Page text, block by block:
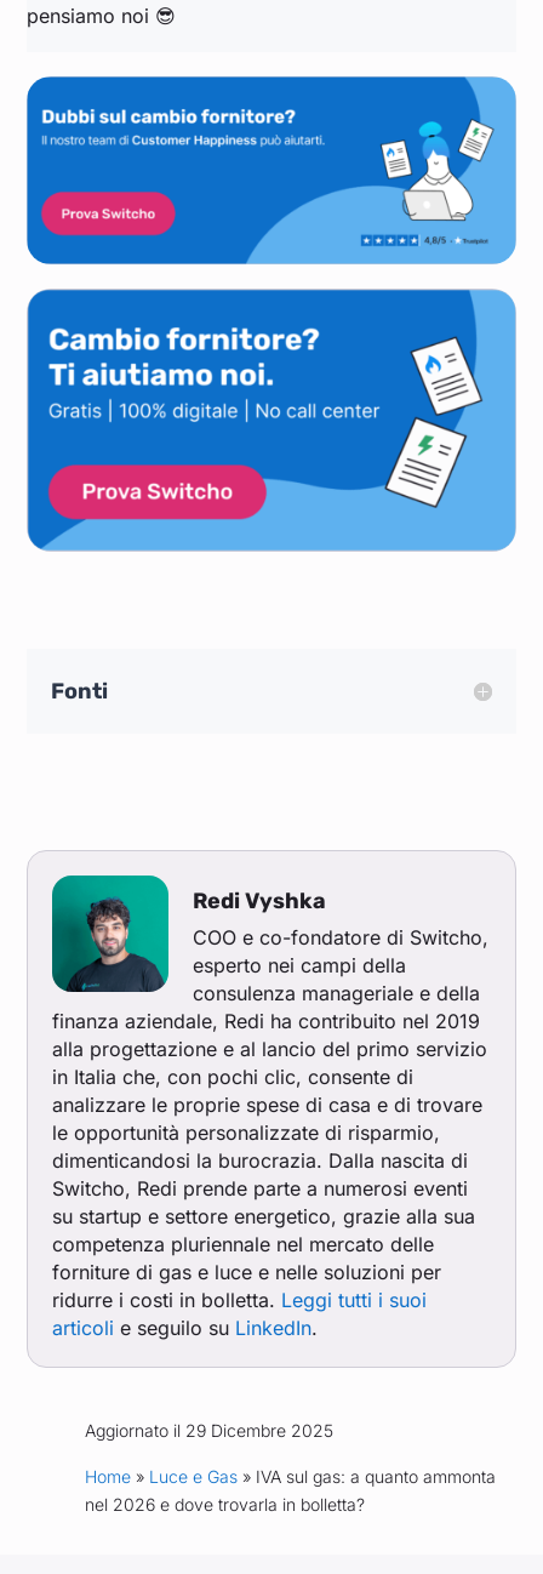
pensiamo noi 😎
Fonti
Redi Vyshka
COO e co-fondatore di Switcho,
esperto nei campi della
consulenza manageriale e della
finanza aziendale, Redi ha contribuito nel 2019
alla progettazione e al lancio del primo servizio
in Italia che, con pochi clic, consente di
analizzare le proprie spese di casa e di trovare
le opportunità personalizzate di risparmio,
dimenticandosi la burocrazia. Dalla nascita di
Switcho, Redi prende parte a numerosi eventi
su startup e settore energetico, grazie alla sua
competenza pluriennale nel mercato delle
forniture di gas e luce e nelle soluzioni per
ridurre i costi in bolletta. Leggi tutti i suoi
articoli e seguilo su LinkedIn.
Aggiornato il 29 Dicembre 2025
Home» Luce e Gas» IVA sul gas: a quanto ammonta
nel 2026 e dove trovarla in bolletta?